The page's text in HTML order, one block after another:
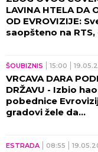
LAVINA HTELA DA
OD EVROVIZIJE:
saopšteno na
ŠOUBIZNIS 15:00
VRCAVA DARA
DRŽAVU - Izbio
pobednice
gradovi žele da
ESTRADA 08:55